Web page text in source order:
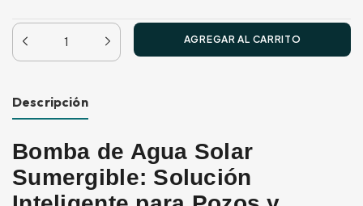
Descripción
Bomba de Agua Solar
Sumergible: Solución